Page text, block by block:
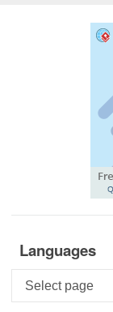
Languages
Languages